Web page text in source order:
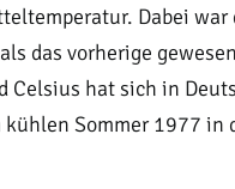
Dabei
das vorherige
hat sich in
Sommer 1977